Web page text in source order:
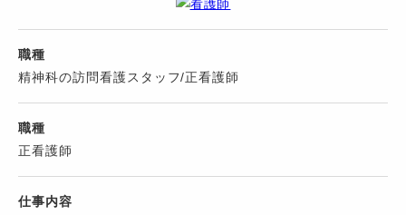
職種
精神科の訪問看護スタッフ/正看護師
職種
正看護師
仕事内容